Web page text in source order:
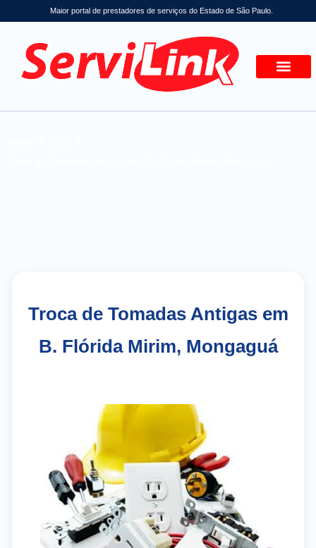
Maior portal de prestadores de serviços do Estado de São Paulo.
Troca de Tomadas Antigas em
B. Flórida Mirim, Mongaguá